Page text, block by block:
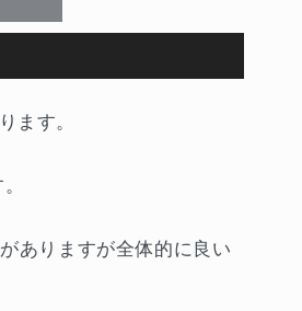
ます。
ありますが全体的に良い